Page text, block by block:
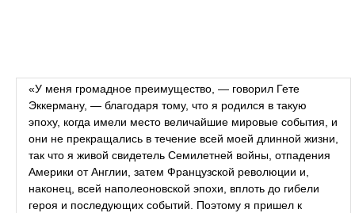
«У меня громадное преимущество, — говорил Гете
Эккерману, — благодаря тому, что я родился в такую
эпоху, когда имели место величайшие мировые события, и
они не прекращались в течение всей моей длинной жизни,
так что я живой свидетель Семилетней войны, отпадения
Америки от Англии, затем Французской революции и,
наконец, всей наполеоновской эпохи, вплоть до гибели
героя и последующих событий. Поэтому я пришел к